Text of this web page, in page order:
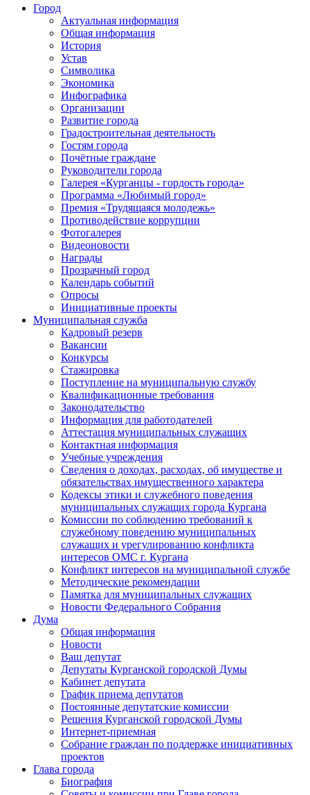
Город
Актуальная информация
Общая информация
История
Устав
Символика
Экономика
Инфографика
Организации
Развитие города
Градостроительная деятельность
Гостям города
Почётные граждане
Руководители города
Галерея «Курганцы - гордость города»
Программа «Любимый город»
Премия «Трудящаяся молодежь»
Противодействие коррупции
Фотогалерея
Видеоновости
Награды
Прозрачный город
Календарь событий
Опросы
Инициативные проекты
Муниципальная служба
Кадровый резерв
Вакансии
Конкурсы
Стажировка
Поступление на муниципальную службу
Квалификационные требования
Законодательство
Информация для работодателей
Аттестация муниципальных служащих
Контактная информация
Учебные учреждения
Сведения о доходах, расходах, об имуществе и
обязательствах имущественного характера
Кодексы этики и служебного поведения
муниципальных служащих города Кургана
Комиссии по соблюдению требований к
служебному поведению муниципальных
служащих и урегулированию конфликта
интересов ОМС г. Кургана
Конфликт интересов на муниципальной службе
Методические рекомендации
Памятка для муниципальных служащих
Новости Федерального Cобрания
Дума
Общая информация
Новости
Ваш депутат
Депутаты Курганской городской Думы
Кабинет депутата
График приема депутатов
Постоянные депутатские комиссии
Решения Курганской городской Думы
Интернет-приемная
Собрание граждан по поддержке инициативных
проектов
Глава города
Биография